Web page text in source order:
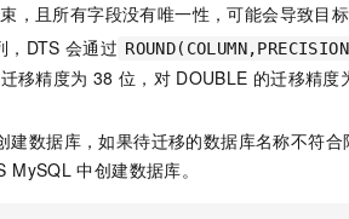
，且所有字段没有唯一性，可能会导致目
，DTS 会通过
移精度为 38 位，对 DOUBLE 的迁移精度
建数据库，如果待迁移的数据库名称不符合
MySQL 中创建数据库。
10分钟微调：让0.6B模型媲美235B模型
DeepSeek-R1 满血版
多模态数据
建站系统